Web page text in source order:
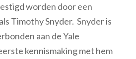
worden door een
Timothy Snyder. Snyder is
aan de Yale
kennismaking met hem